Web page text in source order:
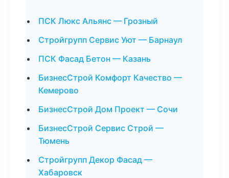
ПСК Люкс Альянс — Грозный
Стройгрупп Сервис Уют — Барнаул
ПСК Фасад Бетон — Казань
БизнесСтрой Комфорт Качество —
Кемерово
БизнесСтрой Дом Проект — Сочи
БизнесСтрой Сервис Строй —
Тюмень
Стройгрупп Декор Фасад —
Хабаровск